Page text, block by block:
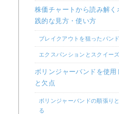
株価チャートから読み解
践的な見方・使い方
ブレイクアウトを狙ったバン
エクスパンションとスクイー
ボリンジャーバンドを使
と欠点
ボリンジャーバンドの順張り
る